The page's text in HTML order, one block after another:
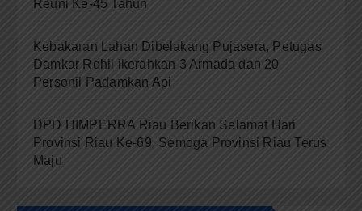
Reuni Ke-45 Tahun
Kebakaran Lahan Dibelakang Pujasera, Petugas
Damkar Rohil ikerahkan 3 Armada dan 20
Personil Padamkan Api
DPD HIMPERRA Riau Berikan Selamat Hari
Provinsi Riau Ke-69, Semoga Provinsi Riau Terus
Maju